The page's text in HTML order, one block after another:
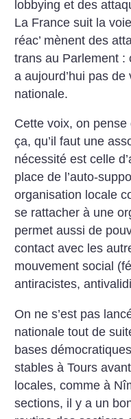
lobbying et des
La France suit la
réac’ mènent des
trans au Parlement :
a aujourd’hui pas
nationale.
Cette voix, on pense
ça, qu’il faut une
nécessité est celle
place de l’auto-
organisation locale
se rattacher à une
permet aussi de
contact avec les
mouvement social
antiracistes,
On ne s’est pas
nationale tout de
bases
stables à Tours
locales, comme à
sections, il y a un